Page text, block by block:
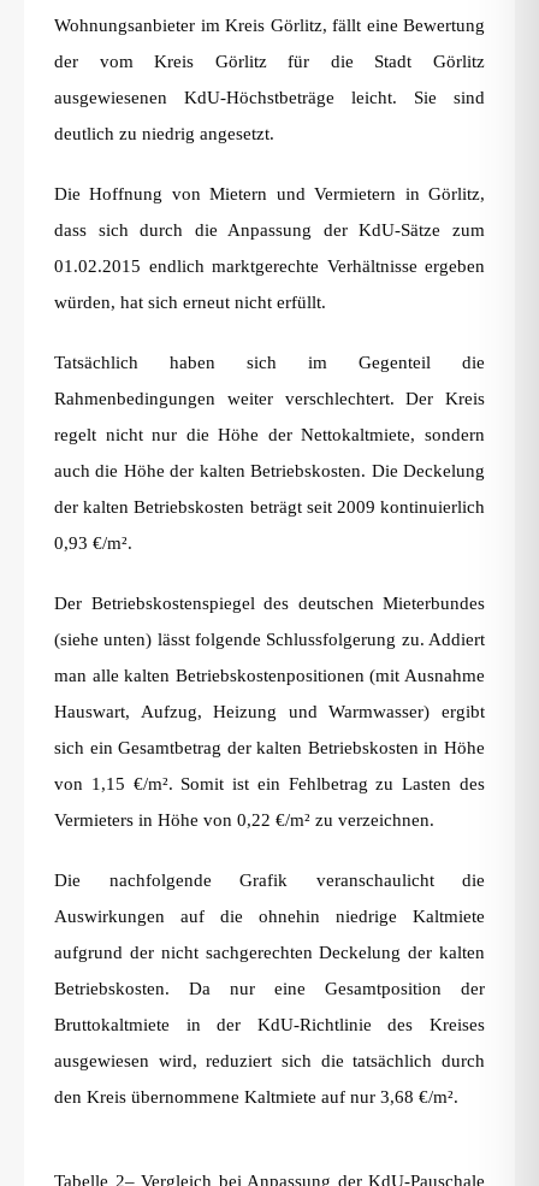
Wohnungsanbieter im Kreis Görlitz, fällt eine Bewertung
der vom Kreis Görlitz für die Stadt Görlitz
ausgewiesenen KdU-Höchstbeträge leicht. Sie sind
deutlich zu niedrig angesetzt.
Die Hoffnung von Mietern und Vermietern in Görlitz,
dass sich durch die Anpassung der KdU-Sätze zum
01.02.2015 endlich marktgerechte Verhältnisse ergeben
würden, hat sich erneut nicht erfüllt.
Tatsächlich haben sich im Gegenteil die
Rahmenbedingungen weiter verschlechtert. Der Kreis
regelt nicht nur die Höhe der Nettokaltmiete, sondern
auch die Höhe der kalten Betriebskosten. Die Deckelung
der kalten Betriebskosten beträgt seit 2009 kontinuierlich
0,93 €/m².
Der Betriebskostenspiegel des deutschen Mieterbundes
(siehe unten) lässt folgende Schlussfolgerung zu. Addiert
man alle kalten Betriebskostenpositionen (mit Ausnahme
Hauswart, Aufzug, Heizung und Warmwasser) ergibt
sich ein Gesamtbetrag der kalten Betriebskosten in Höhe
von 1,15 €/m². Somit ist ein Fehlbetrag zu Lasten des
Vermieters in Höhe von 0,22 €/m² zu verzeichnen.
Die nachfolgende Grafik veranschaulicht die
Auswirkungen auf die ohnehin niedrige Kaltmiete
aufgrund der nicht sachgerechten Deckelung der kalten
Betriebskosten. Da nur eine Gesamtposition der
Bruttokaltmiete in der KdU-Richtlinie des Kreises
ausgewiesen wird, reduziert sich die tatsächlich durch
den Kreis übernommene Kaltmiete auf nur 3,68 €/m².
Tabelle 2– Vergleich bei Anpassung der KdU-Pauschale